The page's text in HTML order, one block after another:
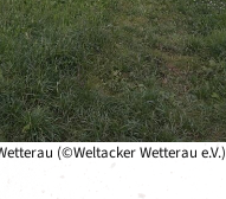
(©Weltacker Wetterau e.V.)